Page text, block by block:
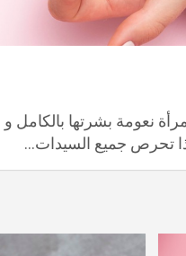
نعومة بشرتها بالكامل و
تحرص جميع السيدات…